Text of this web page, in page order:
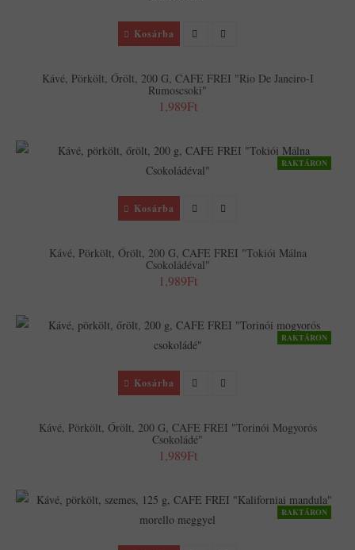
Kosárba
Kávé, Pörkölt, Őrölt, 200 G, CAFE FREI "Rio De Janeiro-I
Rumoscsoki"
1,989Ft
RAKTÁRON
Kosárba
Kávé, Pörkölt, Őrölt, 200 G, CAFE FREI "Tokiói Málna
Csokoládéval"
1,989Ft
RAKTÁRON
Kosárba
Kávé, Pörkölt, Őrölt, 200 G, CAFE FREI "Torinói Mogyorós
Csokoládé"
1,989Ft
RAKTÁRON